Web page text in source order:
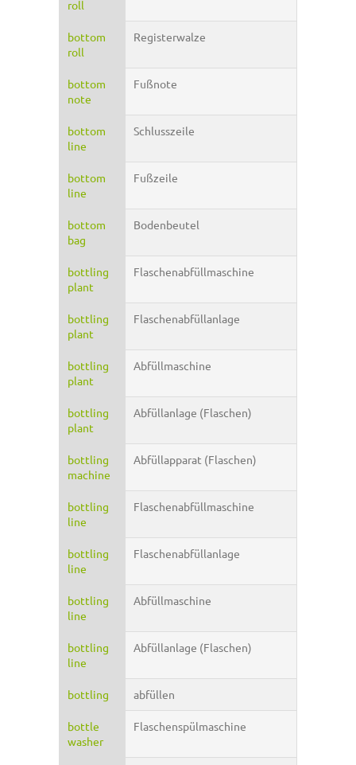
roll
bottom
roll
Registerwalze
bottom
note
Fußnote
bottom
line
Schlusszeile
bottom
line
Fußzeile
bottom
bag
Bodenbeutel
bottling
plant
Flaschenabfüllmaschine
bottling
plant
Flaschenabfüllanlage
bottling
plant
Abfüllmaschine
bottling
plant
Abfüllanlage (Flaschen)
bottling
machine
Abfüllapparat (Flaschen)
bottling
line
Flaschenabfüllmaschine
bottling
line
Flaschenabfüllanlage
bottling
line
Abfüllmaschine
bottling
line
Abfüllanlage (Flaschen)
bottling abfüllen
bottle
washer
Flaschenspülmaschine